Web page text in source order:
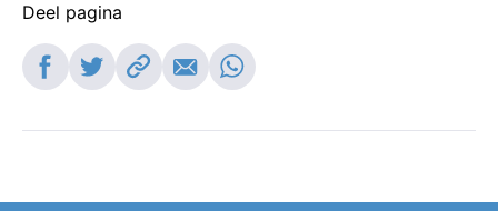
Deel pagina
Deel op Facebook
Deel op Twitter
Kopieer linkDeel via e-mail
Deel op Whatsapp